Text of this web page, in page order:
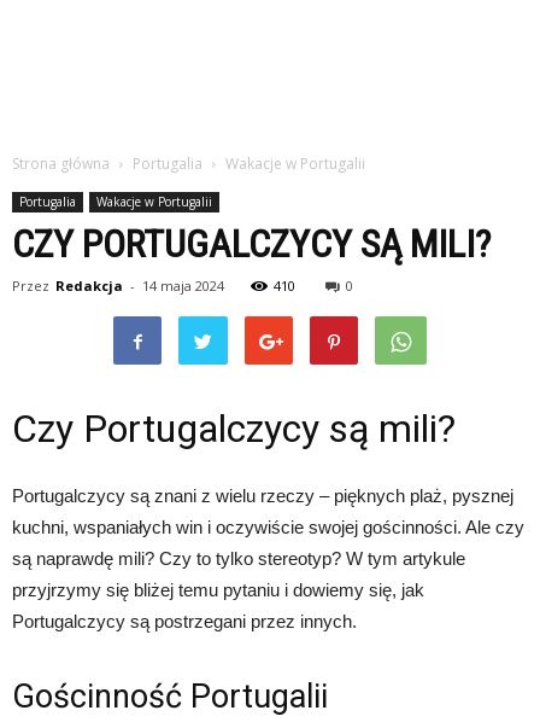
Strona główna Portugalia Wakacje w Portugalii
Portugalia Wakacje w Portugalii
CZY PORTUGALCZYCY SĄ MILI?
Przez Redakcja - 14 maja 2024 410 0
Czy Portugalczycy są mili?
Portugalczycy są znani z wielu rzeczy – pięknych plaż, pysznej
kuchni, wspaniałych win i oczywiście swojej gościnności. Ale czy
są naprawdę mili? Czy to tylko stereotyp? W tym artykule
przyjrzymy się bliżej temu pytaniu i dowiemy się, jak
Portugalczycy są postrzegani przez innych.
Gościnność Portugalii